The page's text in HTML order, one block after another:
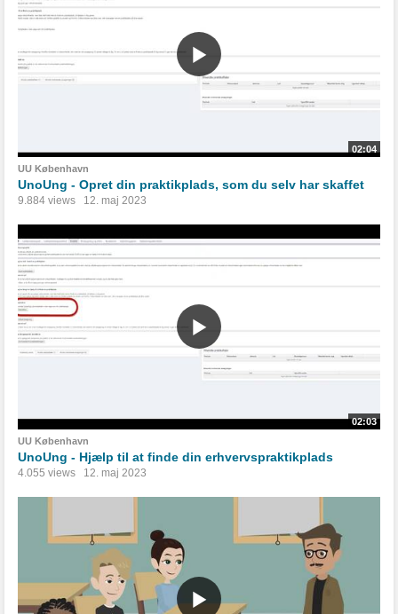
02:04
UU København
UnoUng - Opret din praktikplads, som du selv har skaffet
9.884 views 12. maj 2023
02:03
UU København
UnoUng - Hjælp til at finde din erhvervspraktikplads
4.055 views 12. maj 2023